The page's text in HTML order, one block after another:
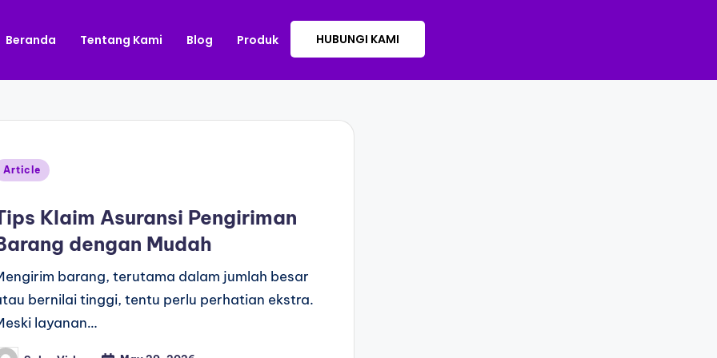
Beranda Tentang Kami Blog Produk HUBUNGI KAMI
Article
Klaim Asuransi Pengiriman
dengan Mudah
barang, terutama dalam jumlah besar
bernilai tinggi, tentu perlu perhatian ekstra.
layanan…